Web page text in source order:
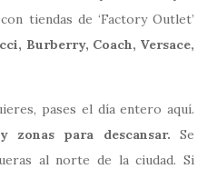
tiendas de ‘Factory Outlet’
Burberry, Coach, Versace,
pases el día entero aquí.
zonas para descansar.Se
al norte de la ciudad. Si